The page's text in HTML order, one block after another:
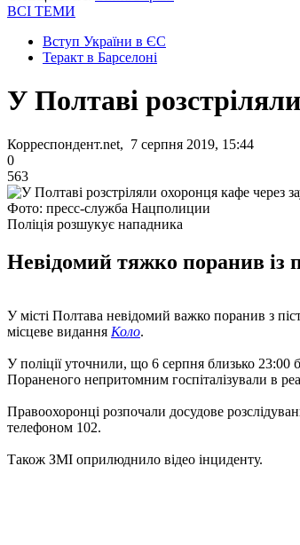
ВСІ ТЕМИ
Вступ України в ЄС
Теракт в Барселоні
У Полтаві
Корреспондент.net, 7 серпня 2019, 15:44
0
563
Фото: пресс-служба Нацполиции
Поліція розшукує нападника
Невідомий тяжко поранив із
У місті Полтава невідомий важко поранив з
місцеве видання Коло.
У поліції уточнили, що 6 серпня близько 23:00
Пораненого непритомним госпіталізували в
Правоохоронці розпочали досудове
телефоном 102.
Також ЗМІ оприлюднило відео інциденту.